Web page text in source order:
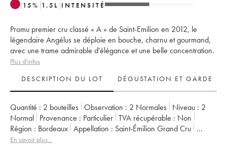
15% 1.5 L INTENSITÉ
Promu premier cru classé « A » de Saint-Emilion en 2012, le
légendaire Angélus se déploie en bouche, charnu et gourmand,
avec une trame admirable d'élégance et une belle concentration.
Plus d'infos
DESCRIPTION DU LOT
DÉGUSTATION ET GARDE
Quantité : 2 bouteilles Observation : 2 Normales Niveau : 2
Normal
Provenance : particulier TVA récupérable :
non
Région :
Bordeaux Appellation :
Saint-Émilion Grand Cru
Classement :
En savoir plus...